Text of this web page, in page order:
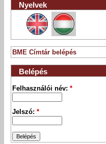
Nyelvek
BME Címtár belépés
Belépés
Felhasználói név:*
Jelszó:*